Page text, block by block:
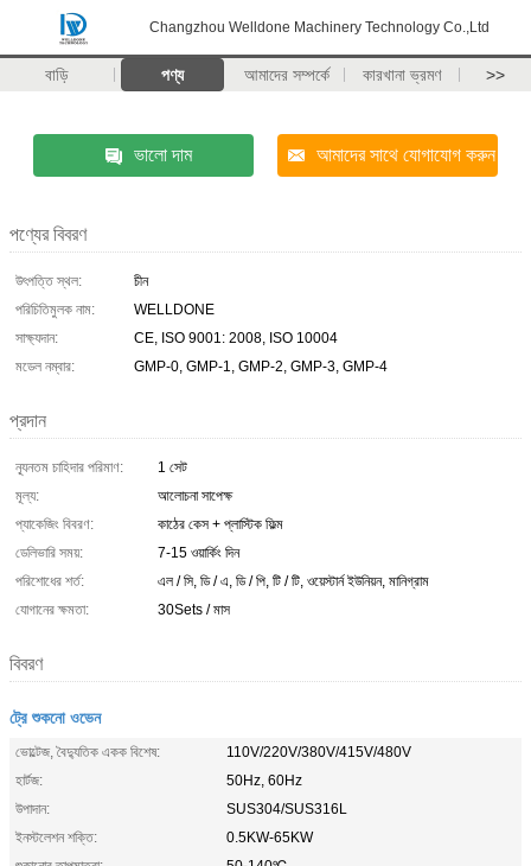
Changzhou Welldone Machinery Technology Co.,Ltd
বাড়ি পণ্য আমাদের সম্পর্কে কারখানা ভ্রমণ >>
ভালো দাম আমাদের সাথে যোগাযোগ করুন
পণ্যের বিবরণ
উৎপত্তি স্থল:
চীন
পরিচিতিমুলক নাম:
WELLDONE
সাক্ষ্যদান:
CE, ISO 9001: 2008, ISO 10004
মডেল নম্বার:
GMP-0, GMP-1, GMP-2, GMP-3, GMP-4
প্রদান
ন্যূনতম চাহিদার পরিমাণ:
1 সেট
মূল্য:
আলোচনা সাপেক্ষ
প্যাকেজিং বিবরণ:
কাঠের কেস + প্লাস্টিক ফিল্ম
ডেলিভারি সময়:
7-15 ওয়ার্কিং দিন
পরিশোধের শর্ত:
এল / সি, ডি / এ, ডি / পি, টি / টি, ওয়েস্টার্ন ইউনিয়ন, মানিগ্রাম
যোগানের ক্ষমতা:
30Sets / মাস
বিবরণ
ট্রে শুকনো ওভেন
ভোল্টেজ, বৈদ্যুতিক একক বিশেষ:
110V/220V/380V/415V/480V
হার্টজ:
50Hz, 60Hz
উপাদান:
SUS304/SUS316L
ইনস্টলেশন শক্তি:
0.5KW-65KW